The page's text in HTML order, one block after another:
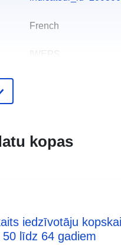
French
IWEPS
E-pasta adrese:
Jaunākā informācija
30 July 2026
kopas
iedzīvotāju
līdz 64 gadiem